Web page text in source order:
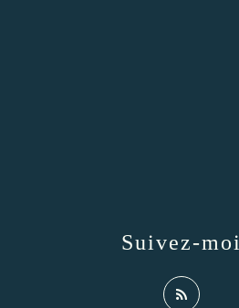
Suivez-moi